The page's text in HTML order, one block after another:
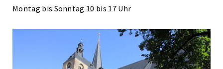
Montag bis Sonntag 10 bis 17 Uhr